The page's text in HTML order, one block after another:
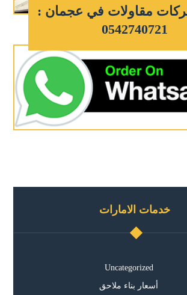
مقاولات في عجمان :
0542740721
خدمات الامارات
Uncategorized
أسعار بناء ملاحق